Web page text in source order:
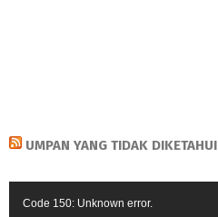
UMPAN YANG TIDAK DIKETAHUI
Code 150: Unknown error.